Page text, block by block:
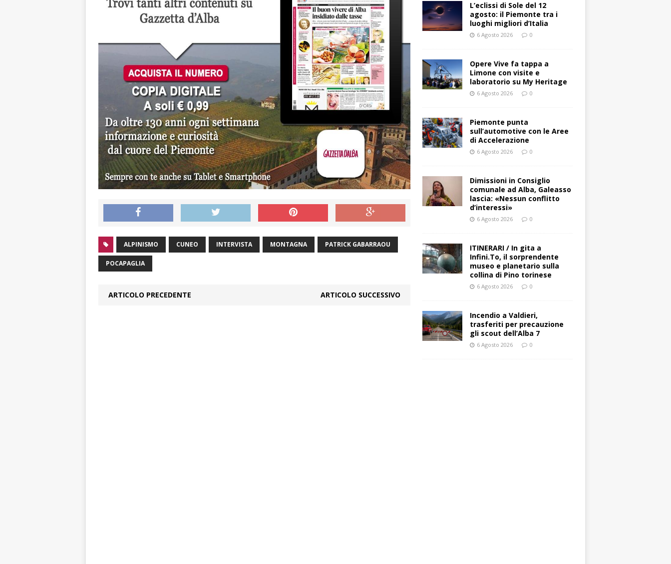
ALPINISMO CUNEO INTERVISTA MONTAGNA PATRICK GABARRAOU
POCAPAGLIA
ARTICOLO PRECEDENTE ARTICOLO SUCCESSIVO
L’eclissi di Sole del 12
agosto: il Piemonte tra i
luoghi migliori d’Italia
6 Agosto 2026 0
Opere Vive fa tappa a
Limone con visite e
laboratorio su My Heritage
6 Agosto 2026 0
Piemonte punta
sull’automotive con le Aree
di Accelerazione
6 Agosto 2026 0
Dimissioni in Consiglio
comunale ad Alba, Galeasso
lascia: «Nessun conflitto
d’interessi»
6 Agosto 2026 0
ITINERARI / In gita a
Infini.To, il sorprendente
museo e planetario sulla
collina di Pino torinese
6 Agosto 2026 0
Incendio a Valdieri,
trasferiti per precauzione
gli scout dell’Alba 7
6 Agosto 2026 0